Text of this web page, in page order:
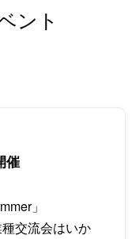
ント
催
」
交流会はいか